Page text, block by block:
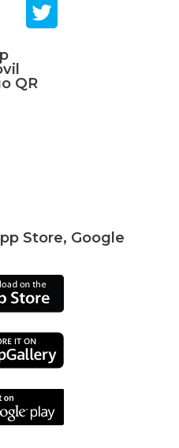
QR
Store, Google